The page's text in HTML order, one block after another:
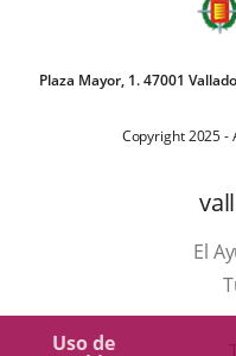
Uso de
Plaza Mayor, 1. 47001
Copyright 2025 -
El